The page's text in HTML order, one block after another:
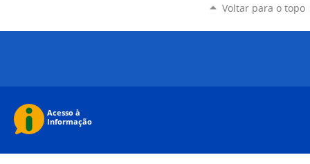
Voltar para o topo